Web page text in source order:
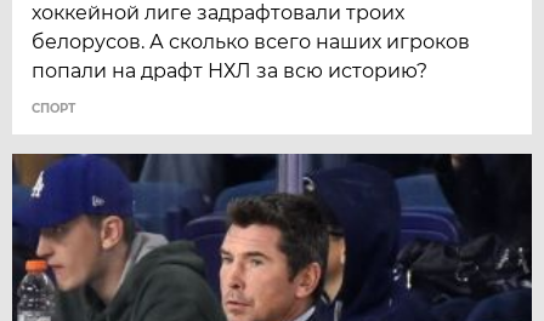
хоккейной лиге задрафтовали троих
белорусов. А сколько всего наших игроков
попали на драфт НХЛ за всю историю?
СПОРТ